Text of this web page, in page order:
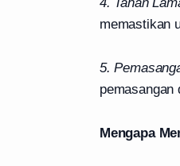
memastikan
5.
pemasangan
Mengapa